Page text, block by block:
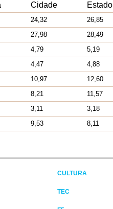
Cidade Estado
24,32 26,85
27,98 28,49
4,79 5,19
4,47 4,88
10,97 12,60
8,21 11,57
3,11 3,18
9,53 8,11
CULTURA
TEC